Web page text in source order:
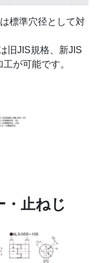
標準穴径として対
旧JIS規格、新JIS
が可能です。
・止ねじ